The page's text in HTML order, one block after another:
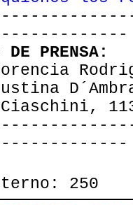
DE PRENSA:
250